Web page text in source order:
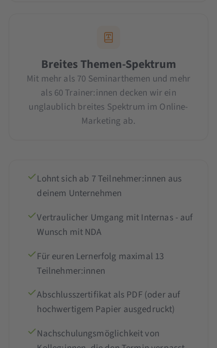
Breites Themen-Spektrum
Mit mehr als 70 Seminarthemen und mehr
als 60 Trainer:innen decken wir ein
unglaublich breites Spektrum im Online-
Marketing ab.
Lohnt sich ab 7 Teilnehmer:innen aus
deinem Unternehmen
Vertraulicher Umgang mit Internas - auf
Wunsch mit NDA
Für euren Lernerfolg maximal 13
Teilnehmer:innen
Abschlusszertifikat als PDF (oder auf
hochwertigem Papier ausgedruckt)
Nachschulungsmöglichkeit von